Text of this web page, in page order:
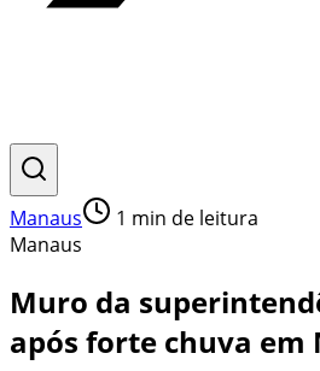
Manaus 1 min de leitura
Manaus
Muro da
após forte chuva em